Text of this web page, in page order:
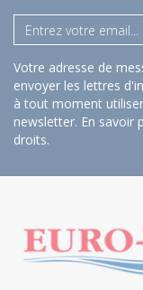
Votre adresse de
envoyer les lettres
à tout moment
newsletter. En savoir
droits.